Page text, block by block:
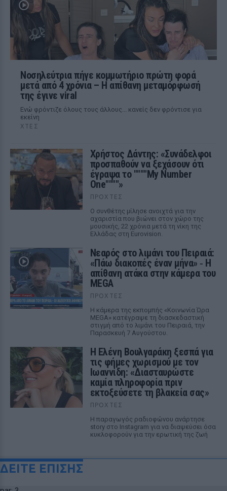
Νοσηλεύτρια πήγε κομμωτήριο πρώτη φορά
μετά από 4 χρόνια – Η απίθανη μεταμόρφωσή
της έγινε viral
Ενώ φρόντιζε όλους τους άλλους... κανείς δεν φρόντισε για
εκείνη
ΧΤΕΣ
Χρήστος Δάντης: «Συνάδελφοι
προσπαθούν να ξεχάσουν ότι
έγραψα το """"My Number
One""""»
ΠΡΟΧΤΈΣ
Ο συνθέτης μίλησε ανοιχτά για την
αχαριστία που βιώνει στον χώρο της
μουσικής, 22 χρόνια μετά τη νίκη της
Ελλάδας στη Eurovision.
Νεαρός στο λιμάνι του Πειραιά:
«Πάω διακοπές έναν μήνα» ‑ Η
απίθανη ατάκα στην κάμερα του
MEGA
ΠΡΟΧΤΈΣ
Η κάμερα της εκπομπής «Κοινωνία Ώρα
MEGA» κατέγραψε τη διασκεδαστική
στιγμή από το λιμάνι του Πειραιά, την
Παρασκευή 7 Αυγούστου.
Η Ελένη Βουλγαράκη ξεσπά για
τις φήμες χωρισμού με τον
Ιωαννίδη: «Διασταυρώστε
καμία πληροφορία πριν
εκτοξεύσετε τη βλακεία σας»
ΠΡΟΧΤΈΣ
Η παραγωγός ραδιοφώνου ανάρτησε
story στο Instagram για να διαψεύσει όσα
κυκλοφορούν για την ερωτική της ζωή
ΔΕΙΤΕ ΕΠΙΣΗΣ